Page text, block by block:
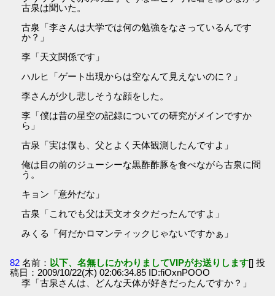
古泉は聞いた。
古泉「李さんは大学では何の勉強をなさっているんです
か？」
李「天文関係です」
ハルヒ「ゲート出現からは空なんて見えないのに？」
李さんが少し悲しそうな顔をした。
李「僕は昔の星空の記録についての研究がメインですか
ら」
古泉「実は僕も、父とよく天体観測したんですよ」
俺は目の前のジューシーな黒酢酢豚を食べながら古泉に問
う。
キョン「意外だな」
古泉「これでも父は天文オタクだったんですよ」
みくる「何だかロマンティックじゃないですかぁ」
82 名前： 以下、名無しにかわりましてVIPがお送りします[] 投
稿日：2009/10/22(木) 02:06:34.85 ID:fiOxnPOOO
李「古泉さんは、どんな天体が好きだったんですか？」